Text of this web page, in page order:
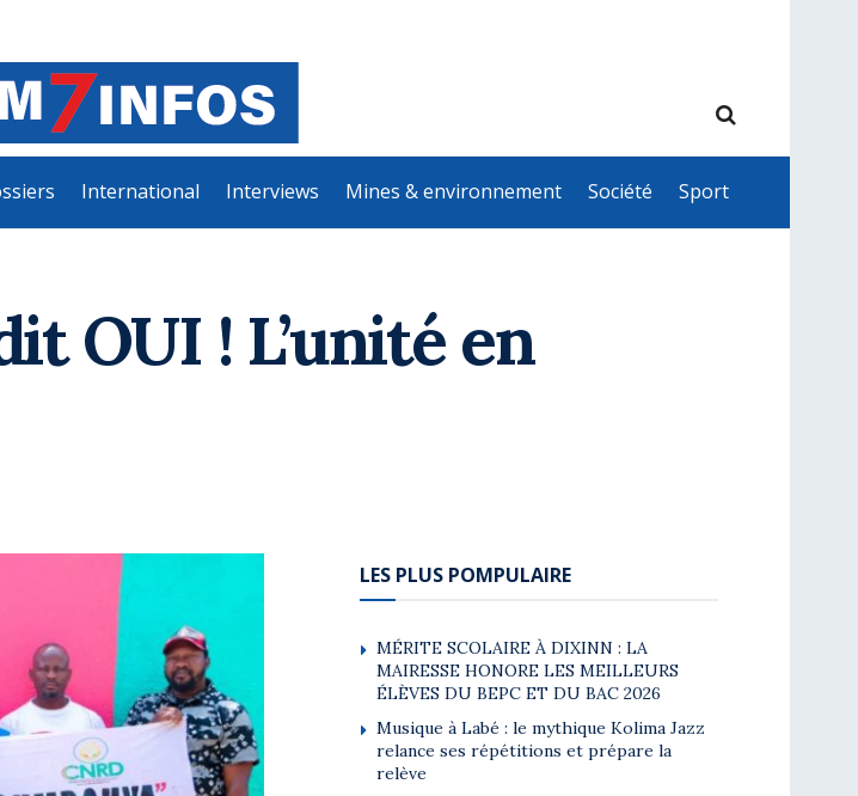
International Interviews Mines & environnement Société Sport
OUI ! L’unité en
LES PLUS POMPULAIRE
MÉRITE SCOLAIRE À DIXINN : LA
MAIRESSE HONORE LES MEILLEURS
ÉLÈVES DU BEPC ET DU BAC 2026
Musique à Labé : le mythique Kolima Jazz
relance ses répétitions et prépare la
relève